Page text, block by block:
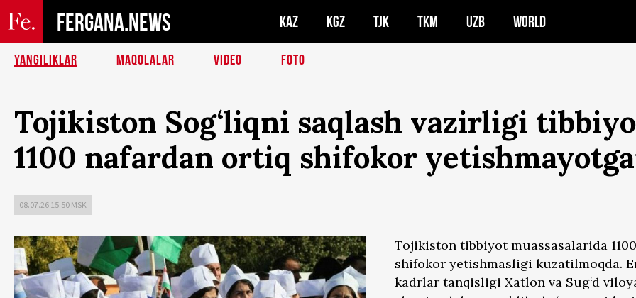
FERGANA.NEWS KAZ KGZ TJK TKM UZB WORLD
YANGILIKLAR MAQOLALAR VIDEO FOTO
Tojikiston Sog‘liqni saqlash vazirligi
1100 nafardan ortiq shifokor
08.07.26 15:50 MSK
Tojikiston tibbiyot muassasalarida
shifokor yetishmasligi kuzatilmoqda.
kadrlar tanqisligi Xatlon va Sug‘d